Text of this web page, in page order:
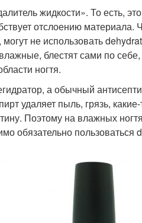
жидкости». То есть,
отслоению
не использовать
блестят сами по
ногтя.
а обычный
удаляет пыль, грязь,
Поэтому на влажных
обязательно пользоваться